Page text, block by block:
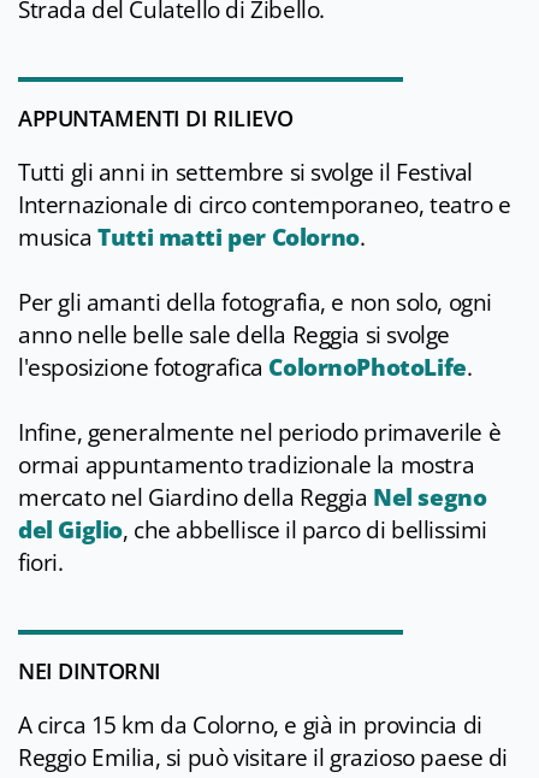
Strada del Culatello di Zibello.
APPUNTAMENTI DI RILIEVO
Tutti gli anni in settembre si svolge il Festival
Internazionale di circo contemporaneo, teatro e
musicaTutti matti per Colorno.
Per gli amanti della fotografia, e non solo, ogni
anno nelle belle sale della Reggia si svolge
l'esposizione fotografica ColornoPhotoLife.
Infine, generalmente nel periodo primaverile è
ormai appuntamento tradizionale la mostra
mercato nel Giardino della Reggia Nel segno
del Giglio, che abbellisce il parco di bellissimi
fiori.
NEI DINTORNI
A circa 15 km da Colorno, e già in provincia di
Reggio Emilia, si può visitare il grazioso paese di